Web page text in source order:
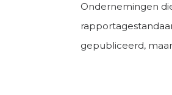
Ondernemingen
gepubliceerd,